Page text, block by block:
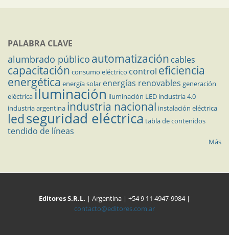
PALABRA CLAVE
alumbrado público automatización cables
capacitación consumo eléctrico control eficiencia
energética energía solar energías renovables generación
eléctricailuminación iluminación LED industria 4.0
industria argentina industria nacional instalación eléctrica
ledseguridad eléctrica tabla de contenidos
tendido de líneas
Más
Editores S.R.L. | Argentina | +54 9 11 4947-9984 |
contacto@editores.com.ar